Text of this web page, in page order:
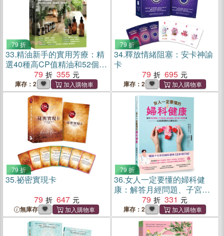
79 折
33.精油新手的實用芳療：精
選40種高CP值精油和52個配
方，搭配15招瑜珈提斯，讓
你快速恢復健康、美肌瘦
身、抒發情緒！
79 355
庫存：2
79 折
34.釋放情緒阻塞：安卡神諭
卡
79
695
庫存：2
79 折
35.祕密實現卡
79
647
無庫存
79 折
36.女人一定要懂的婦科健
康：解答月經問題、子宮肌
瘤、婦科腫瘤、更年期、荷
爾蒙等55個問題的完整指
南！
79 331
庫存：2